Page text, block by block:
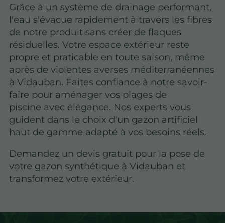
Grâce à un système de drainage performant,
l'eau s'évacue rapidement à travers les fibres
de notre produit sans créer de flaques
résiduelles. Votre espace extérieur reste
propre et praticable en toute saison, même
après de violentes averses méditerranéennes
à Vidauban. Faites confiance à notre savoir-
faire pour aménager vos plages de
piscine avec élégance. Nos experts vous
guident dans le choix d'un gazon artificiel
haut de gamme adapté à vos besoins réels.
Demandez un devis gratuit pour la pose de
votre gazon synthétique à Vidauban et
transformez votre extérieur.